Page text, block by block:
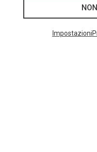
I più cercatiImpostazioni